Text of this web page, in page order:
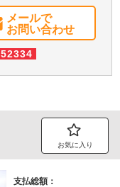
一部含む） PMマフラー
メールで
お問い合わせ
お気に入り
支払総額：